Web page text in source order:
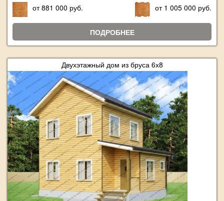
от 881 000 руб. от 1 005 000 руб.
ПОДРОБНЕЕ
Двухэтажный дом из бруса 6х8